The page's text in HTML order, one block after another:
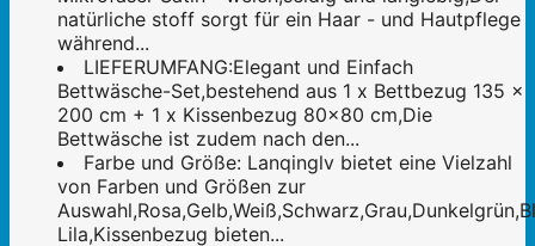
natürliche stoff sorgt für ein Haar - und Hautpflege
während...
LIEFERUMFANG:Elegant und Einfach
Bettwäsche-Set,bestehend aus 1 x Bettbezug 135 x
200 cm + 1 x Kissenbezug 80x80 cm,Die
Bettwäsche ist zudem nach den...
Farbe und Größe: Lanqinglv bietet eine Vielzahl
von Farben und Größen zur
Lila,Kissenbezug bieten...